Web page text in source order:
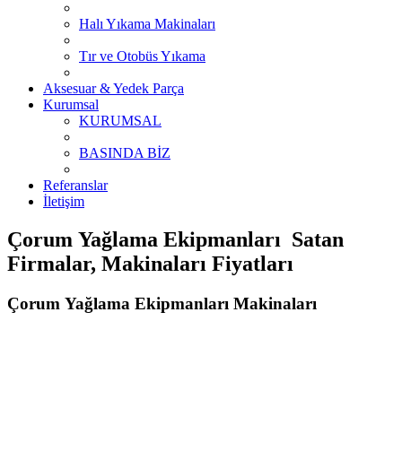
Halı Yıkama Makinaları
Tır ve Otobüs Yıkama
Aksesuar & Yedek Parça
Kurumsal
KURUMSAL
BASINDA BİZ
Referanslar
İletişim
Çorum Yağlama Ekipmanları Satan
Firmalar, Makinaları Fiyatları
Çorum Yağlama Ekipmanları Makinaları